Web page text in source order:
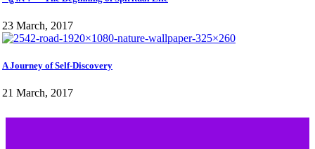
23 March, 2017
A Journey of Self-Discovery
21 March, 2017